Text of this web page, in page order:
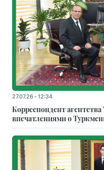
27.07.26 - 12:34
Корреспондент
впечатлениями о